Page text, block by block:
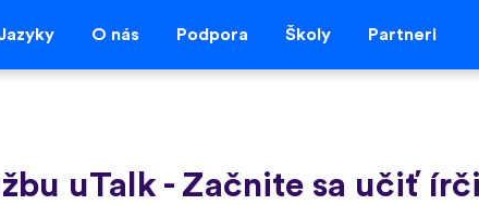
O nás Podpora Školy Partneri
uTalk - Začnite sa učiť